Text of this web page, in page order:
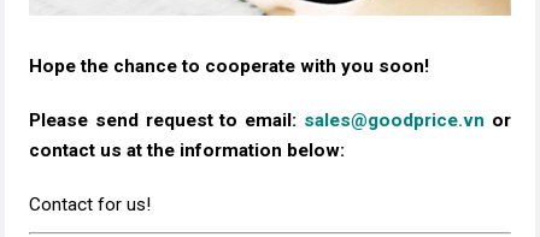
Hope the chance to cooperate with you soon!
Please send request to email: sales@goodprice.vn or
contact us at the information below:​
Contact for us!